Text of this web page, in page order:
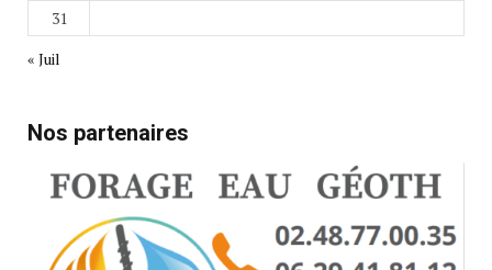
31
« Juil
Nos partenaires